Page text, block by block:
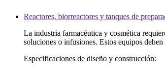
Reactores, biorreactores y tanques de
La industria farmacéutica y cosmética
soluciones o infusiones. Estos equipos
Especificaciones de diseño y construcción: